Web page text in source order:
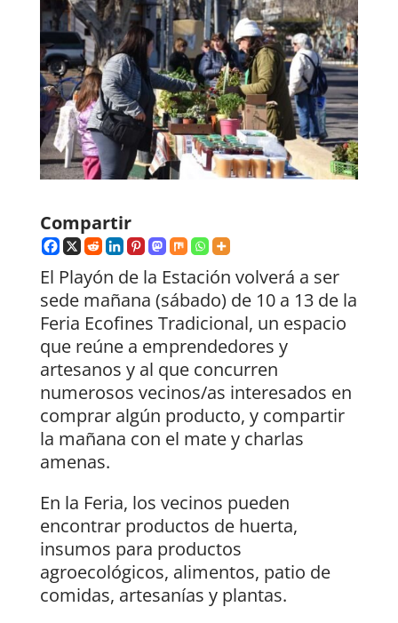
Compartir
El Playón de la Estación volverá a ser
sede mañana (sábado) de 10 a 13 de la
Feria Ecofines Tradicional, un espacio
que reúne a emprendedores y
artesanos y al que concurren
numerosos vecinos/as interesados en
comprar algún producto, y compartir
la mañana con el mate y charlas
amenas.
En la Feria, los vecinos pueden
encontrar productos de huerta,
insumos para productos
agroecológicos, alimentos, patio de
comidas, artesanías y plantas.